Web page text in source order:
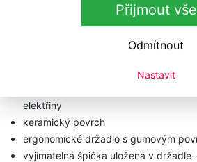
Přijmout vše
Odmítnout
Nastavit
Profesionální kartáč na vlasy
kulatý, průměr 80 mm, délka 270 mm
elektřiny
keramický povrch
ergonomické držadlo s gumovým
vyjímatelná špička uložená v držadle